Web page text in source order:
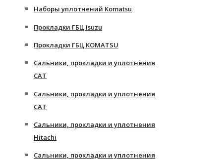
Наборы уплотнений Komatsu
Прокладки ГБЦ Isuzu
Прокладки ГБЦ KOMATSU
Сальники, прокладки и уплотнения
CAT
Сальники, прокладки и уплотнения
CAT
Сальники, прокладки и уплотнения
Hitachi
Сальники, прокладки и уплотнения